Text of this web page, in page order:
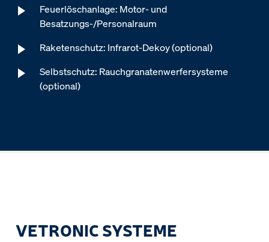
Feuerlöschanlage: Motor- und
Besatzungs-/Personalraum
Raketenschutz: Infrarot-Dekoy (optional)
Selbstschutz: Rauchgranatenwerfersysteme
(optional)
VETRONIC SYSTEME